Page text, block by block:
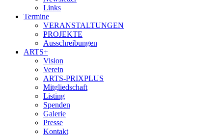
Links
Termine
VERANSTALTUNGEN
PROJEKTE
Ausschreibungen
ARTS+
Vision
Verein
ARTS-PRIXPLUS
Mitgliedschaft
Listing
Spenden
Galerie
Presse
Kontakt